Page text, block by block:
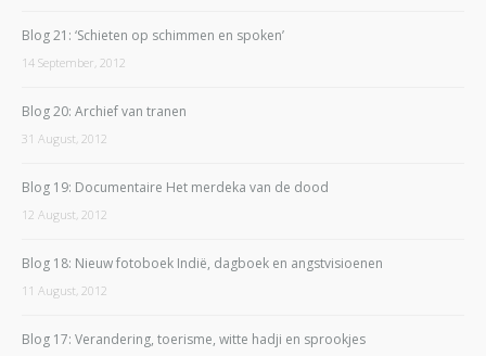
Blog 21: ‘Schieten op schimmen en spoken’
14 September, 2012
Blog 20: Archief van tranen
31 August, 2012
Blog 19: Documentaire Het merdeka van de dood
12 August, 2012
Blog 18: Nieuw fotoboek Indië, dagboek en angstvisioenen
11 August, 2012
Blog 17: Verandering, toerisme, witte hadji en sprookjes